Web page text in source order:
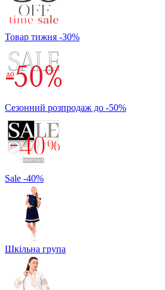
Товар тижня -30%
Сезонний розпродаж до -50%
Sale -40%
Шкільна група